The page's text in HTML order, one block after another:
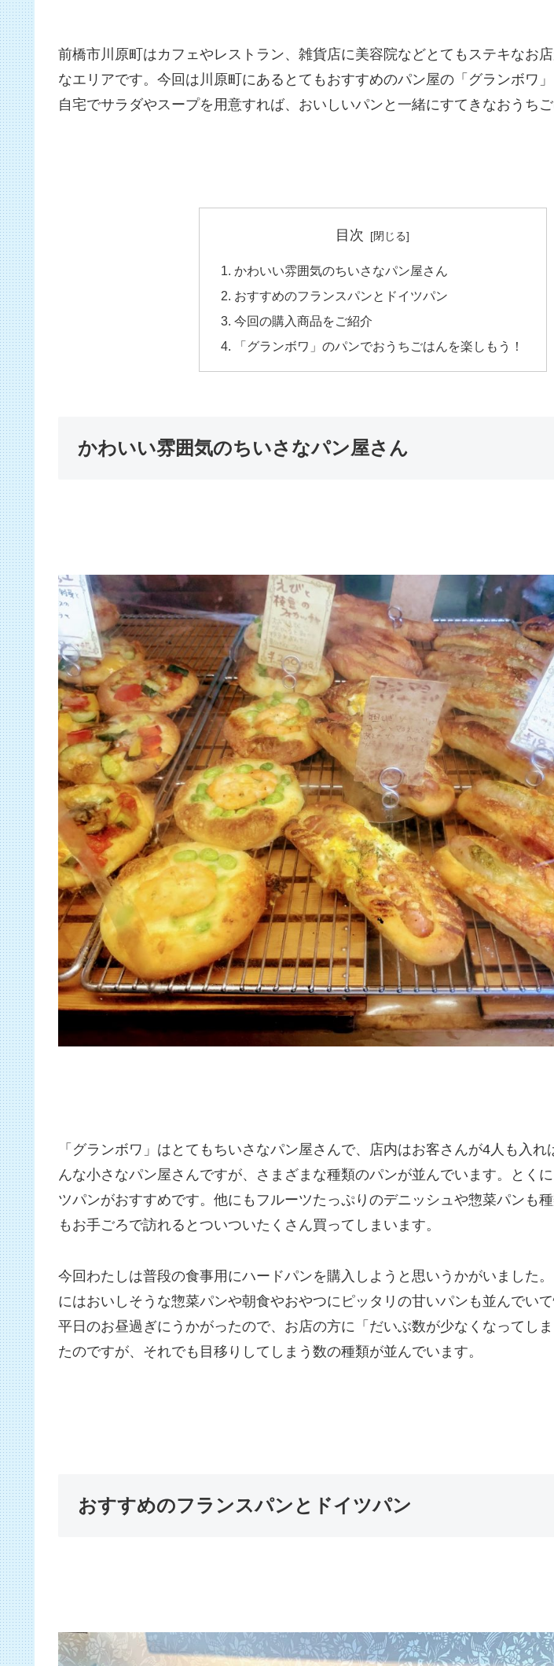
前橋市川原町はカフェやレストラン、雑貨店に美容院などとてもステキなお
なエリアです。今回は川原町にあるとてもおすすめのパン屋の「グランボワ
自宅でサラダやスープを用意すれば、おいしいパンと一緒にすてきなおうちご
目次
かわいい雰囲気のちいさなパン屋さん
おすすめのフランスパンとドイツパン
今回の購入商品をご紹介
「グランボワ」のパンでおうちごはんを楽しもう！
かわいい雰囲気のちいさなパン屋さん
「グランボワ」はとてもちいさなパン屋さんで、店内はお客さんが4人も入れ
んな小さなパン屋さんですが、さまざまな種類のパンが並んでいます。とく
ツパンがおすすめです。他にもフルーツたっぷりのデニッシュや惣菜パンも
もお手ごろで訪れるとついついたくさん買ってしまいます。
今回わたしは普段の食事用にハードパンを購入しようと思いうかがいました
にはおいしそうな惣菜パンや朝食やおやつにピッタリの甘いパンも並んでいて
平日のお昼過ぎにうかがったので、お店の方に「だいぶ数が少なくなってし
たのですが、それでも目移りしてしまう数の種類が並んでいます。
おすすめのフランスパンとドイツパン